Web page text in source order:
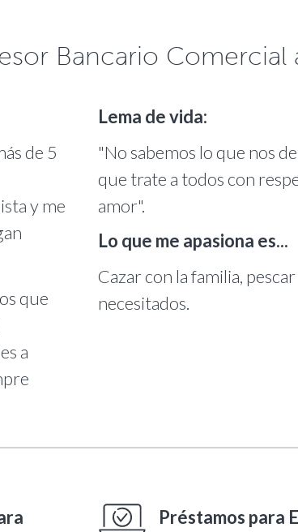
Bancario
de 5
y me
que
a
Lema de vida:
"No sabemos lo que nos
que trate a todos con
amor".
Lo que me apasiona es...
Cazar con la familia,
necesitados.
Préstamos para